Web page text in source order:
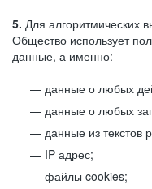
5. Для алгоритмических
Общество использует
данные, а именно:
данные о любых
данные о любых
данные из текстов
IP адрес;
файлы cookies;